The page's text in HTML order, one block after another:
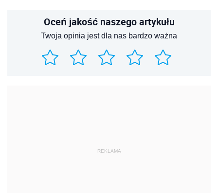
Oceń jakość naszego artykułu
Twoja opinia jest dla nas bardzo ważna
REKLAMA